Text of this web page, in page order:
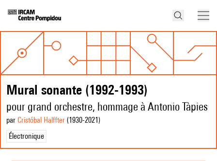
Mural sonante (1992-1993)
pour grand orchestre, hommage à Antonio Tàpies
par Cristóbal Halffter (1930-2021 )
Électronique